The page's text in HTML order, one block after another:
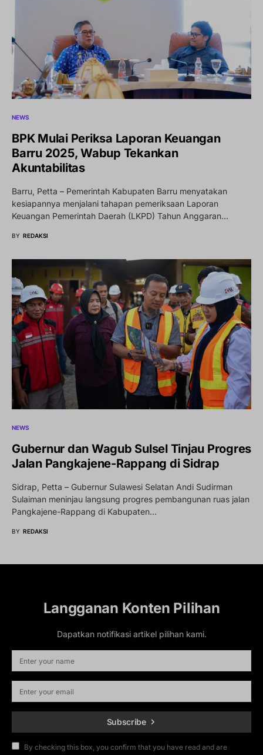
NEWS
BPK Mulai Periksa Laporan Keuangan
Barru 2025, Wabup Tekankan
Akuntabilitas
Barru, Petta – Pemerintah Kabupaten Barru menyatakan
kesiapannya menjalani tahapan pemeriksaan Laporan
Keuangan Pemerintah Daerah (LKPD) Tahun Anggaran…
BY REDAKSI
NEWS
Gubernur dan Wagub Sulsel Tinjau Progres
Jalan Pangkajene-Rappang di Sidrap
Sidrap, Petta – Gubernur Sulawesi Selatan Andi Sudirman
Sulaiman meninjau langsung progres pembangunan ruas jalan
Pangkajene-Rappang di Kabupaten…
BY REDAKSI
Langganan Konten Pilihan
Dapatkan notifikasi artikel pilihan kami.
Subscribe
By checking this box, you confirm that you have read and are